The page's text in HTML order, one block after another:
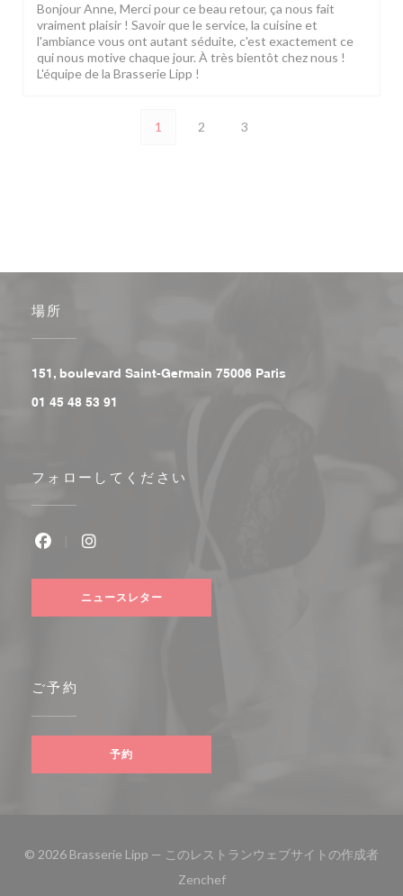
Bonjour Anne, Merci pour ce beau retour, ça nous fait
vraiment plaisir ! Savoir que le service, la cuisine et
l'ambiance vous ont autant séduite, c'est exactement ce
qui nous motive chaque jour. À très bientôt chez nous !
L'équipe de la Brasserie Lipp !
1 2 3
場所
151, boulevard Saint-Germain 75006 Paris
01 45 48 53 91
フォローしてください
ニュースレター
ご予約
予約
© 2026 Brasserie Lipp — このレストランウェブサイトの作成者
Zenchef((新しいウィンドウで開きます))